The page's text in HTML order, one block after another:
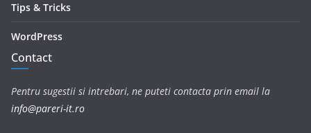
Tips & Tricks
WordPress
Contact
Pentru sugestii si intrebari, ne puteti contacta prin email la
info@pareri-it.ro